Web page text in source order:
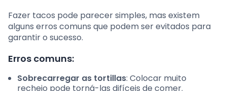
Fazer tacos pode parecer simples, mas existem
alguns erros comuns que podem ser evitados para
garantir o sucesso.
Erros comuns:
Sobrecarregar as tortillas: Colocar muito
recheio pode torná-las difíceis de comer.